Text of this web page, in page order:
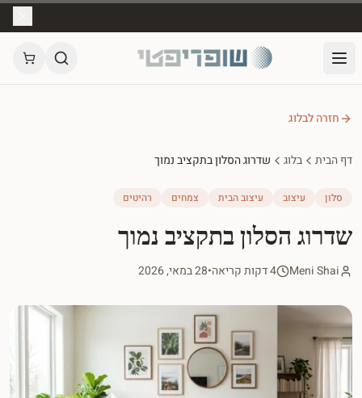
חזרה לבלוג
דף הבית בלוג שדרוג הסלון בתקציב נמוך
סלון עיצוב עיצוב הבית צמחים רהיטים
שדרוג הסלון בתקציב נמוך
Meni Shai 4 דקות קריאה •28 במאי, 2026